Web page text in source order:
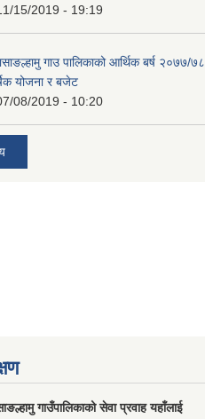
15/2019 - 19:19
गाउ पालिकाको आर्थिक बर्ष २०७७/७८
योजना र बजेट
08/2019 - 10:20
गाउँपालिकाको सेवा प्रवाह यहाँलाई